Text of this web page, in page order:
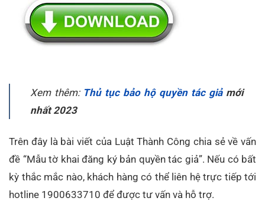
Xem thêm: Thủ tục bảo hộ quyền tác giảmới
nhất 2023
Trên đây là bài viết của Luật Thành Công chia sẻ về vấn
đề “Mẫu tờ khai đăng ký bản quyền tác giả”. Nếu có bất
kỳ thắc mắc nào, khách hàng có thể liên hệ trực tiếp tới
hotline 1900633710 để được tư vấn và hỗ trợ.